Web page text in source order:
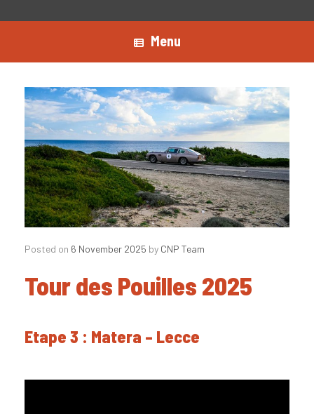
Menu
Posted on 6 November 2025 by CNP Team
Tour des Pouilles 2025
Etape 3 : Matera – Lecce